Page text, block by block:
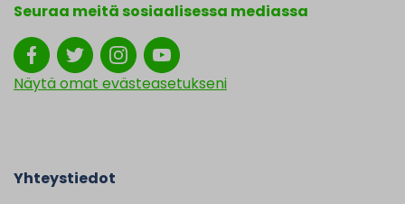
Seuraa meitä sosiaalisessa mediassa
Näytä omat evästeasetukseni
Yhteystiedot